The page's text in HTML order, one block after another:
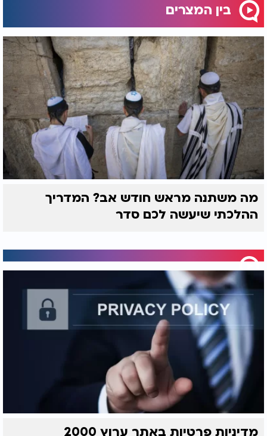
בין המצרים
מה משתנה מראש חודש אב? המדריך
ההלכתי שיעשה לכם סדר
מדיניות פרטיות באתר ערוץ 2000